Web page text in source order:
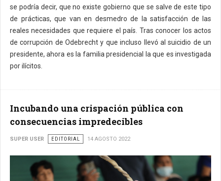
se podría decir, que no existe gobierno que se salve de este tipo
de prácticas, que van en desmedro de la satisfacción de las
reales necesidades que requiere el país. Tras conocer los actos
de corrupción de Odebrecht y que incluso llevó al suicidio de un
presidente, ahora es la familia presidencial la que es investigada
por ilícitos.
Incubando una crispación pública con
consecuencias impredecibles
SUPER USER EDITORIAL 14 AGOSTO 2022